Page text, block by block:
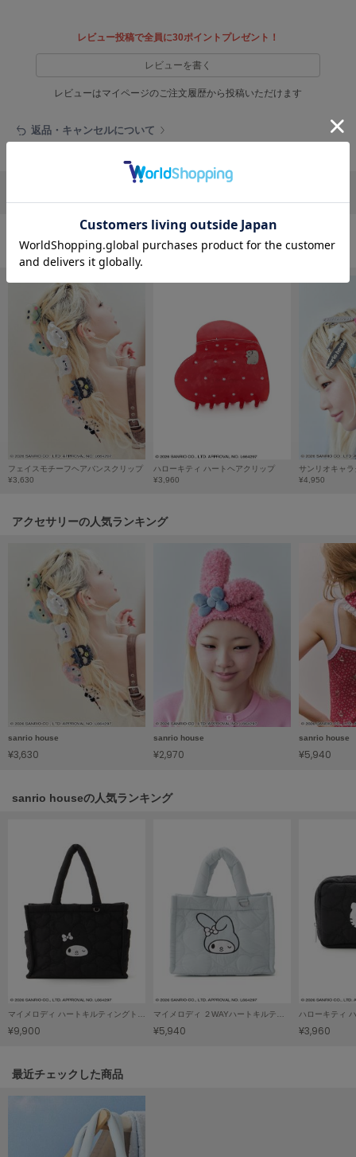
ジェラート ピケ キャットアンドドッグ
GRAMICCI
グラミチ
Henon.
へノン
HOKA ONEONE
KEEN
le coq sportif
ルコックスポルティフ
レスポートサック
LILY BROWN
リリーブラウンランジェリー
made of Organics
メイドオブオーガニクス
MICHU COQUETTE
ミチュ コケット
ミースロエ
miies miim
Mila Owen
レビュー投稿で全員に30ポイントプレゼント！
レビューを書く
レビューはマイページのご注文履歴から投稿いただけます
返品・キャンセルについて
おすすめ商品
フェイスモチーフヘアバンスクリップ
¥3,630
ハローキティ ハートヘアクリップ
¥3,960
¥4,950
アクセサリーの人気ランキング
sanrio house
¥3,630
sanrio house
¥2,970
sanrio house
¥5,940
sanrio houseの人気ランキング
¥9,900 ¥5,940 ¥3,960
関連記事
最近チェックした商品